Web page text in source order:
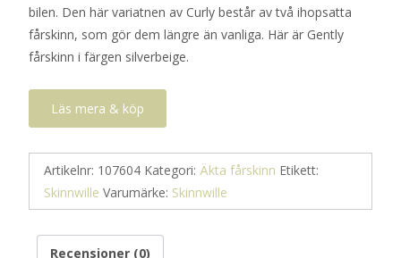
bilen. Den här variatnen av Curly består av två ihopsatta
fårskinn, som gör dem längre än vanliga. Här är Gently
fårskinn i färgen silverbeige.
Läs mera & köp
Artikelnr: 107604 Kategori: Äkta fårskinn Etikett:
Skinnwille Varumärke: Skinnwille
Recensioner (0)